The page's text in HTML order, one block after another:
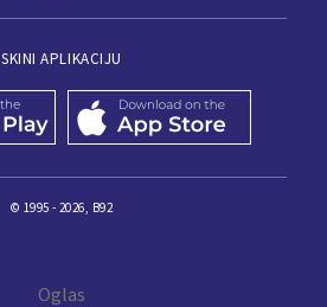
SKINI APLIKACIJU
© 1995 - 2026, B92